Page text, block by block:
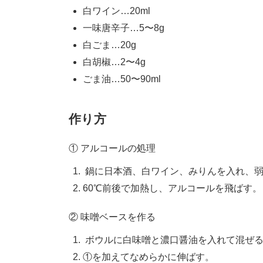
白ワイン…20ml
一味唐辛子…5〜8g
白ごま…20g
白胡椒…2〜4g
ごま油…50〜90ml
作り方
① アルコールの処理
鍋に日本酒、白ワイン、みりんを入れ、弱
60℃前後で加熱し、アルコールを飛ばす。
② 味噌ベースを作る
ボウルに白味噌と濃口醤油を入れて混ぜる
①を加えてなめらかに伸ばす。